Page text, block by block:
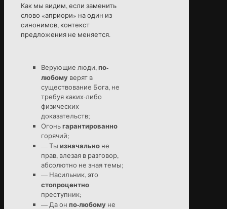
Как мы видим, если заменить
слово «априори» на один из
синонимов, контекст
предложения не меняется.
Верующие люди, по-
любому верят в
существование Бога, не
требуя каких-либо
физических
доказательств;
Огоньгарантированно
горячий;
— Ты изначально не
прав, влезая в разговор,
абсолютно не зная темы;
— Насильник, это
стопроцентно
преступник;
— Да он по-любому не